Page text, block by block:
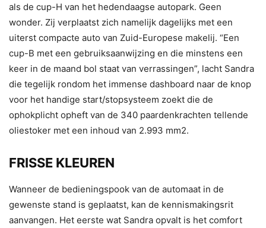
als de cup-H van het hedendaagse autopark. Geen
wonder. Zij verplaatst zich namelijk dagelijks met een
uiterst compacte auto van Zuid-Europese makelij. “Een
cup-B met een gebruiksaanwijzing en die minstens een
keer in de maand bol staat van verrassingen”, lacht Sandra
die tegelijk rondom het immense dashboard naar de knop
voor het handige start/stopsysteem zoekt die de
ophokplicht opheft van de 340 paardenkrachten tellende
oliestoker met een inhoud van 2.993 mm2.
FRISSE KLEUREN
Wanneer de bedieningspook van de automaat in de
gewenste stand is geplaatst, kan de kennismakingsrit
aanvangen. Het eerste wat Sandra opvalt is het comfort